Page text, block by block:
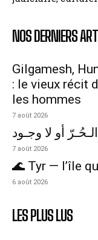
NOS DERNIERS
Gilgamesh,
: le vieux récit
les hommes
7 août 2026
أو لا وجـود
7 août 2026
🌊 Tyr — l’île
6 août 2026
LES PLUS LUS